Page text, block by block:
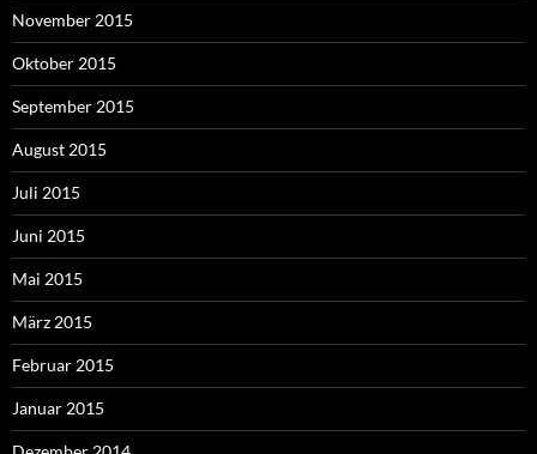
November 2015
Oktober 2015
September 2015
August 2015
Juli 2015
Juni 2015
Mai 2015
März 2015
Februar 2015
Januar 2015